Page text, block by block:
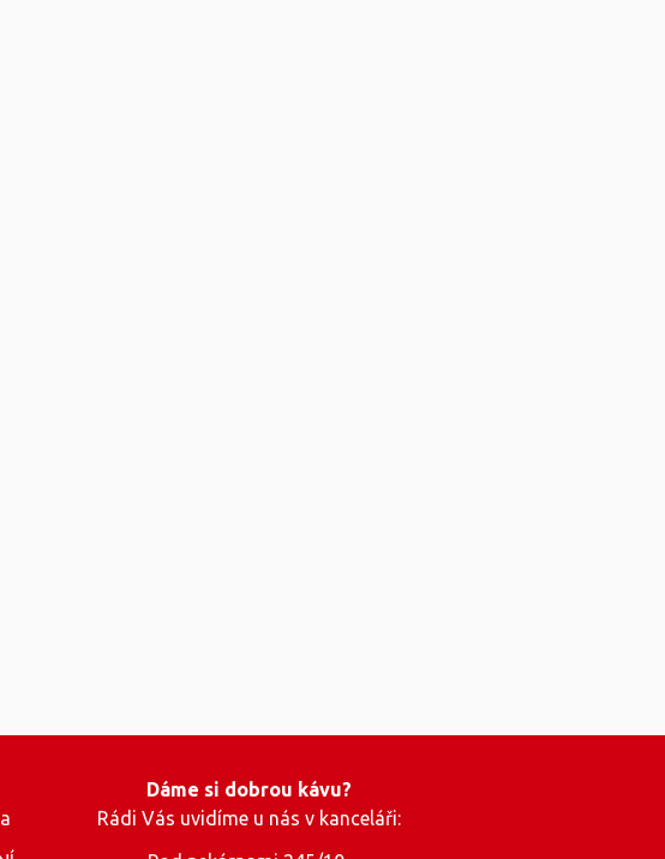
Dáme si dobrou kávu?
Rádi Vás uvidíme u nás v kanceláři: